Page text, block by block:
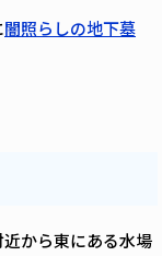
闇照らしの地下墓
から東にある水場